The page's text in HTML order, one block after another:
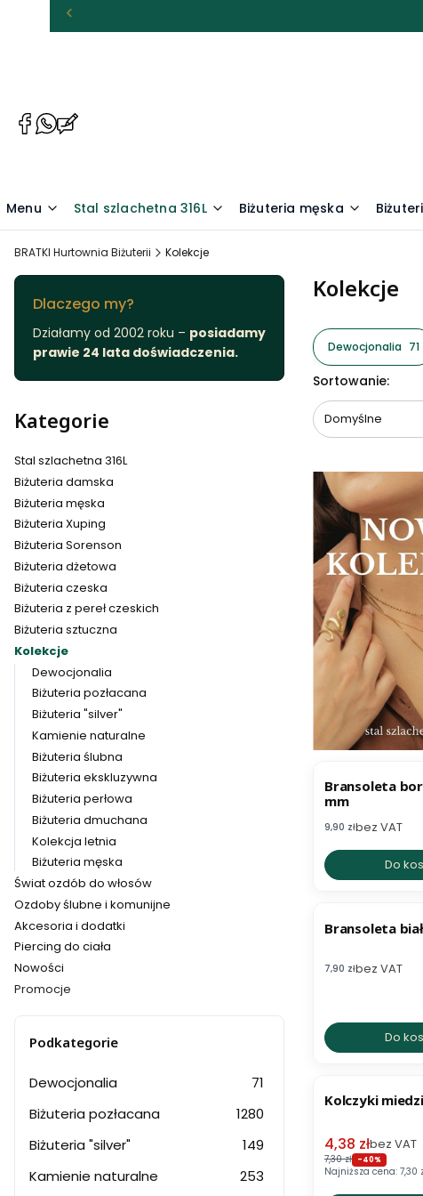
(Otwiera
karcie)
(Otwiera
karcie)
(Otwiera
karcie)
Menu Stal szlachetna 316L Biżuteria męska
BRATKI Hurtownia Biżuterii Kolekcje
Dlaczego my?
Działamy od 2002 roku – posiadamy
prawie 24 lata doświadczenia.
Kategorie
Stal szlachetna 316L
Biżuteria damska
Biżuteria męska
Biżuteria Xuping
Biżuteria Sorenson
Biżuteria dżetowa
Biżuteria czeska
Biżuteria z pereł czeskich
Biżuteria sztuczna
Kolekcje
Dewocjonalia
Biżuteria pozłacana
Biżuteria "silver"
Kamienie naturalne
Biżuteria ślubna
Biżuteria ekskluzywna
Biżuteria perłowa
Biżuteria dmuchana
Kolekcja letnia
Biżuteria męska
Świat ozdób do włosów
Ozdoby ślubne i komunijne
Akcesoria i dodatki
Piercing do ciała
Nowości
Promocje
Podkategorie
Dewocjonalia
71
Biżuteria pozłacana
1280
Biżuteria "silver"
149
Kamienie naturalne
253
Kolekcje
Dewocjonalia 71
Lista
Sortowanie:
Domyślne
Bransoleta
mm
Cena netto
9,90 złbez VAT
Do
Bransoleta
Cena netto
7,90 złbez VAT
Do
Kolczyki
Cena
4,38 złbez VAT
7,30 zł -40%
Najniższa cena: 7,30